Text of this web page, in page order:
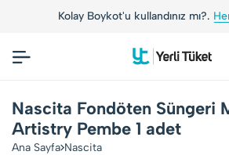
Kolay Boykot'u kullandınız mı?.
Nascita Fondöten Süngeri
Artistry Pembe 1 adet
Ana Sayfa Nascita